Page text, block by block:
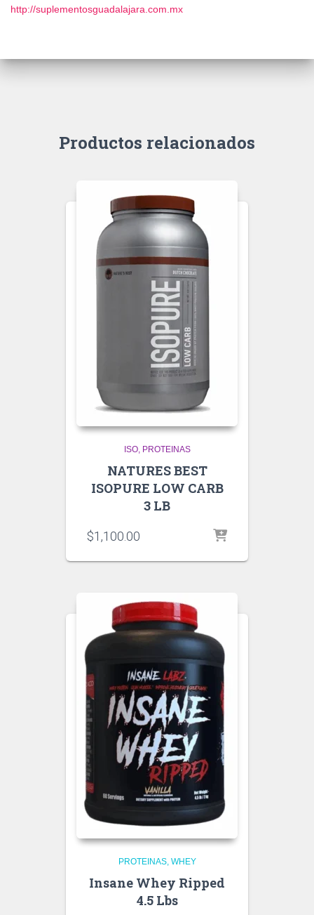
http://suplementosguadalajara.com.mx
Productos relacionados
ISO PROTEINAS
NATURES BEST
ISOPURE LOW CARB
3 LB
$1,100.00
PROTEINAS WHEY
Insane Whey Ripped
4.5 Lbs